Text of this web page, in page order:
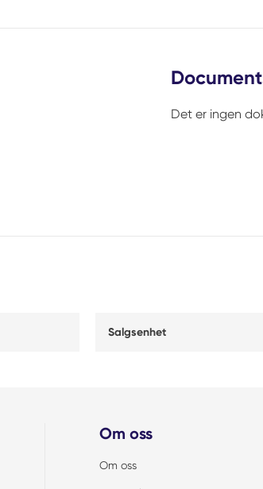
Det er ingen
Salgsenhet
Om oss
Om oss